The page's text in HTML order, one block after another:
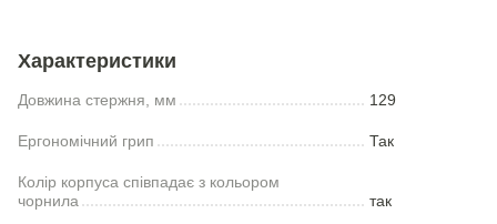
Характеристики
Довжина стержня, мм 129
Ергономічний грип Так
Колір корпуса співпадає з кольором
чорнила
так